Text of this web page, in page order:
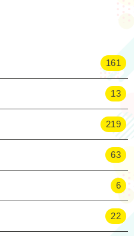
161
13
219
63
6
22